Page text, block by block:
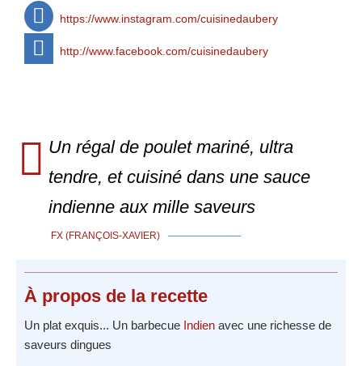
https://www.instagram.com/cuisinedaubery
http://www.facebook.com/cuisinedaubery
Un régal de poulet mariné, ultra
tendre, et cuisiné dans une sauce
indienne aux mille saveurs
FX (FRANÇOIS-XAVIER)
À propos de la recette
Un plat exquis... Un barbecue Indien avec une richesse de
saveurs dingues